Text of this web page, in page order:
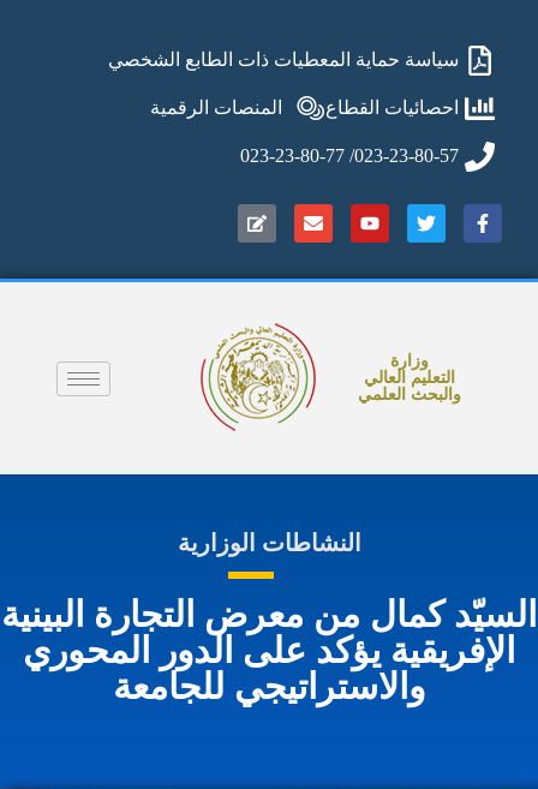
سياسة حماية المعطيات ذات الطابع الشخصي
احصائيات القطاع المنصات الرقمية
023-23-80-57/ 023-23-80-77
وزارة
التعليم العالي
والبحث العلمي
النشاطات الوزارية
كمال من معرض التجارة البينية
الإفريقية يؤكد على الدور المحوري
والاستراتيجي للجامعة